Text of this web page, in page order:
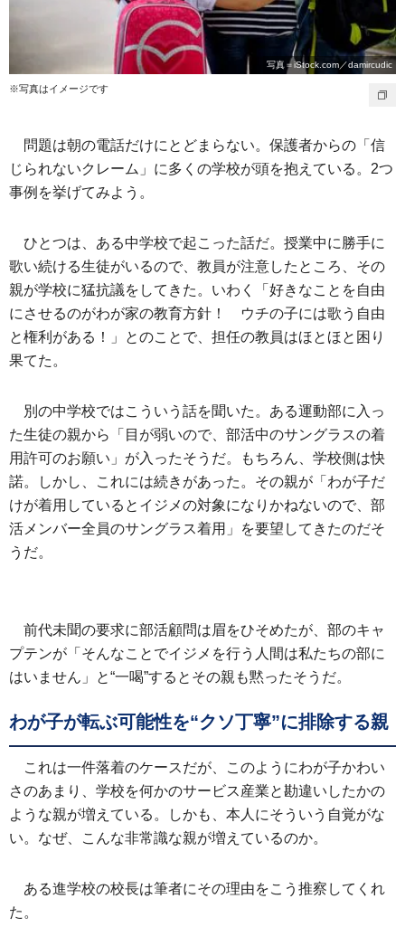
写真＝iStock.com／damircudic
※写真はイメージです
問題は朝の電話だけにとどまらない。保護者からの「信
じられないクレーム」に多くの学校が頭を抱えている。2つ
事例を挙げてみよう。
ひとつは、ある中学校で起こった話だ。授業中に勝手に
歌い続ける生徒がいるので、教員が注意したところ、その
親が学校に猛抗議をしてきた。いわく「好きなことを自由
にさせるのがわが家の教育方針！ ウチの子には歌う自由
と権利がある！」とのことで、担任の教員はほとほと困り
果てた。
別の中学校ではこういう話を聞いた。ある運動部に入っ
た生徒の親から「目が弱いので、部活中のサングラスの着
用許可のお願い」が入ったそうだ。もちろん、学校側は快
諾。しかし、これには続きがあった。その親が「わが子だ
けが着用しているとイジメの対象になりかねないので、部
活メンバー全員のサングラス着用」を要望してきたのだそ
うだ。
前代未聞の要求に部活顧問は眉をひそめたが、部のキャ
プテンが「そんなことでイジメを行う人間は私たちの部に
はいません」と“一喝”するとその親も黙ったそうだ。
わが子が転ぶ可能性を“クソ丁寧”に排除する親
これは一件落着のケースだが、このようにわが子かわい
さのあまり、学校を何かのサービス産業と勘違いしたかの
ような親が増えている。しかも、本人にそういう自覚がな
い。なぜ、こんな非常識な親が増えているのか。
ある進学校の校長は筆者にその理由をこう推察してくれ
た。